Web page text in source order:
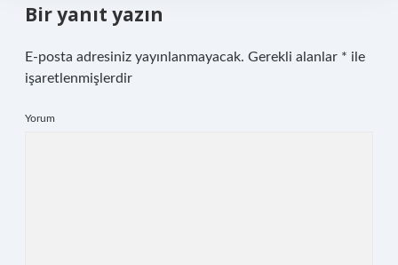
Bir yanıt yazın
E-posta adresiniz yayınlanmayacak. Gerekli alanlar * ile
işaretlenmişlerdir
Yorum